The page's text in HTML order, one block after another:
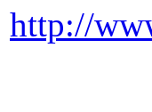
http://